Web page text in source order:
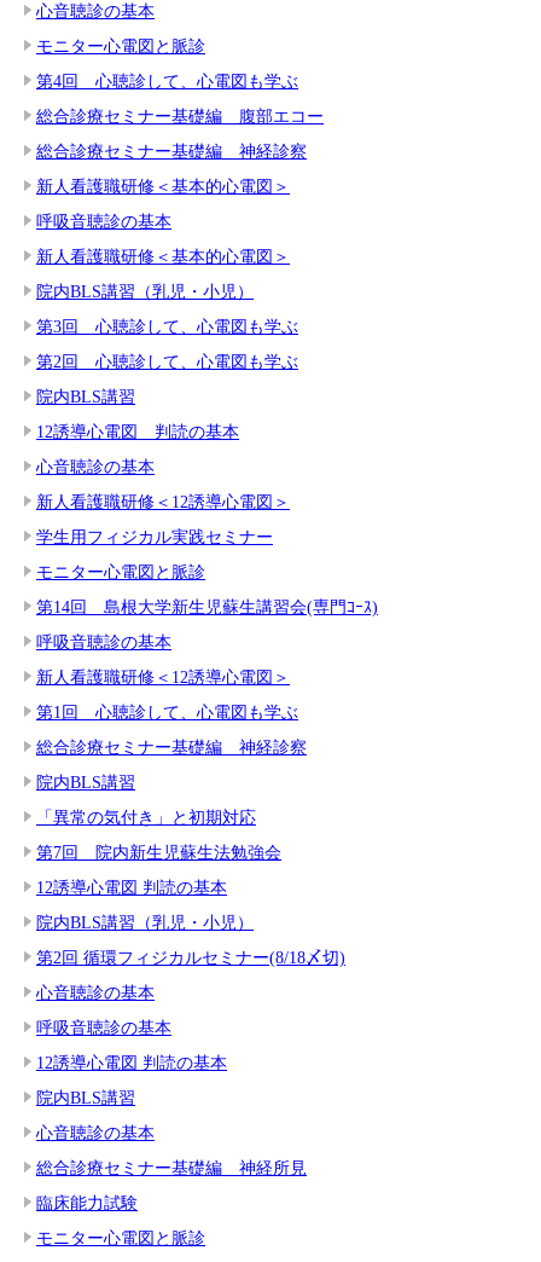
心音聴診の基本
モニター心電図と脈診
第4回 心聴診して、心電図も学ぶ
総合診療セミナー基礎編 腹部エコー
総合診療セミナー基礎編 神経診察
新人看護職研修＜基本的心電図＞
呼吸音聴診の基本
新人看護職研修＜基本的心電図＞
院内BLS講習（乳児・小児）
第3回 心聴診して、心電図も学ぶ
第2回 心聴診して、心電図も学ぶ
院内BLS講習
12誘導心電図 判読の基本
心音聴診の基本
新人看護職研修＜12誘導心電図＞
学生用フィジカル実践セミナー
モニター心電図と脈診
第14回 島根大学新生児蘇生講習会(専門ｺｰｽ)
呼吸音聴診の基本
新人看護職研修＜12誘導心電図＞
第1回 心聴診して、心電図も学ぶ
総合診療セミナー基礎編 神経診察
院内BLS講習
「異常の気付き」と初期対応
第7回 院内新生児蘇生法勉強会
12誘導心電図 判読の基本
院内BLS講習（乳児・小児）
第2回 循環フィジカルセミナー(8/18〆切)
心音聴診の基本
呼吸音聴診の基本
12誘導心電図 判読の基本
院内BLS講習
心音聴診の基本
総合診療セミナー基礎編 神経所見
臨床能力試験
モニター心電図と脈診